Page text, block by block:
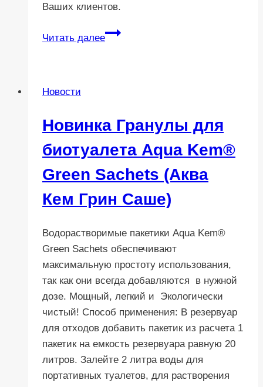
Ваших клиентов.
Читать далее
Внимание!
Новости
Новинка Гранулы для
биотуалета Aqua Kem®
Green Sachets (Аква
Кем Грин Саше)
Водорастворимые пакетики Aqua Kem®
Green Sachets обеспечивают
максимальную простоту использования,
так как они всегда добавляются в нужной
дозе. Мощный, легкий и Экологически
чистый! Способ применения: В резервуар
для отходов добавить пакетик из расчета 1
пакетик на емкость резервуара равную 20
литров. Залейте 2 литра воды для
портативных туалетов, для растворения